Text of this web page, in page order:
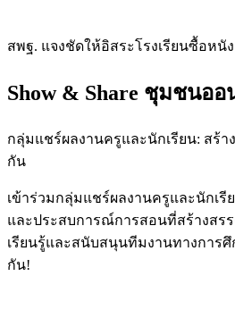
สพฐ. แจงชัดให้อิสระโรงเรียนซื้อหนั
Show & Share ชุมชนออ
กลุ่มแชร์ผลงานครูและนักเรียน: สร้า
กัน
เข้าร่วมกลุ่มแชร์ผลงานครูและนักเรี
และประสบการณ์การสอนที่สร้างสร
เรียนรู้และสนับสนุนทีมงานทางการ
กัน!